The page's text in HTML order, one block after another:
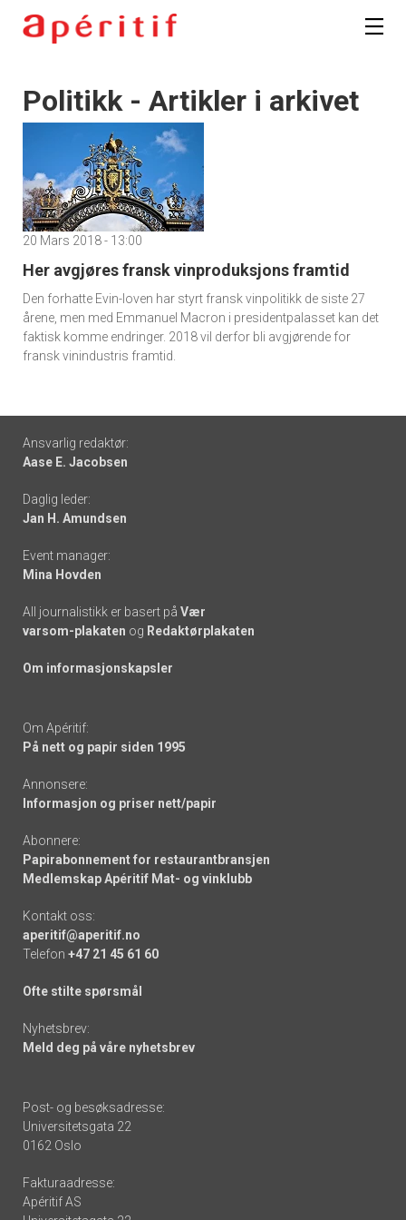
Politikk - Artikler i arkivet
20 Mars 2018 - 13:00
Her avgjøres fransk vinproduksjons framtid
Den forhatte Evin-loven har styrt fransk vinpolitikk de siste 27
årene, men med Emmanuel Macron i presidentpalasset kan det
faktisk komme endringer. 2018 vil derfor bli avgjørende for
fransk vinindustris framtid.
Footer
-
links
Ansvarlig redaktør:
Aase E. Jacobsen
Daglig leder:
Jan H. Amundsen
Event manager:
Mina Hovden
All journalistikk er basert på Vær
varsom-plakaten og Redaktørplakaten
Om informasjonskapsler
Om Apéritif:
På nett og papir siden 1995
Annonsere:
Informasjon og priser nett/papir
Abonnere:
Papirabonnement for restaurantbransjen
Medlemskap Apéritif Mat- og vinklubb
Kontakt oss:
aperitif@aperitif.no
Telefon +47 21 45 61 60
Ofte stilte spørsmål
Nyhetsbrev:
Meld deg på våre nyhetsbrev
Post- og besøksadresse:
Universitetsgata 22
0162 Oslo
Fakturaadresse:
Apéritif AS